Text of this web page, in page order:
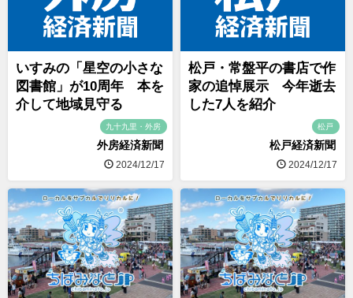
いすみの「星空の小さな
図書館」が10周年 本を
介して地域見守る
九十九里・外房
外房経済新聞
2024/12/17
松戸・常盤平の書店で作
家の追悼展示 今年逝去
した7人を紹介
松戸
松戸経済新聞
2024/12/17